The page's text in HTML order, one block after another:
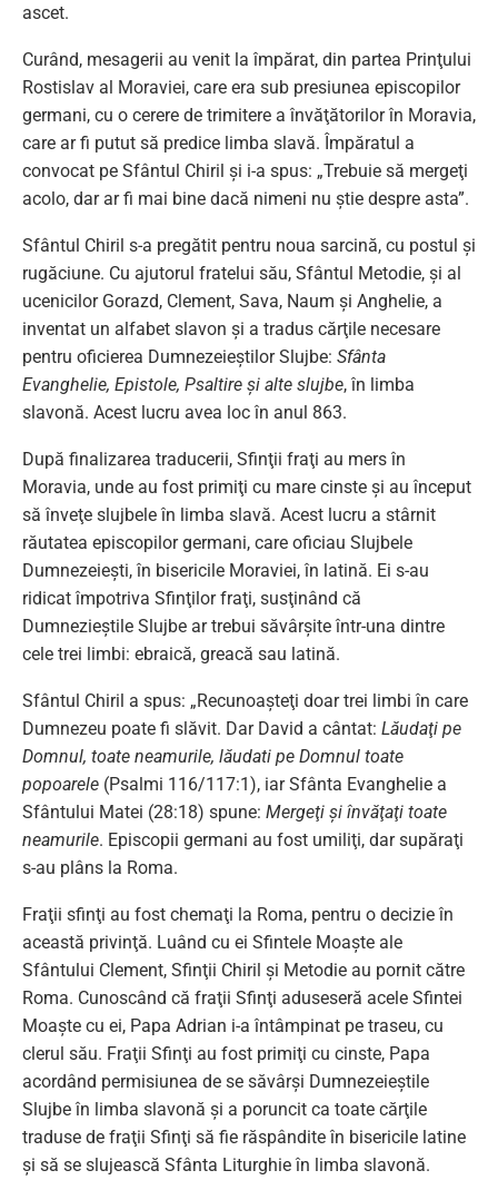
ascet.
Curând, mesagerii au venit la împărat, din partea Prinţului
Rostislav al Moraviei, care era sub presiunea episcopilor
germani, cu o cerere de trimitere a învăţătorilor în Moravia,
care ar fi putut să predice limba slavă. Împăratul a
convocat pe Sfântul Chiril şi i-a spus: „Trebuie să mergeţi
acolo, dar ar fi mai bine dacă nimeni nu ştie despre asta”.
Sfântul Chiril s-a pregătit pentru noua sarcină, cu postul şi
rugăciune. Cu ajutorul fratelui său, Sfântul Metodie, şi al
ucenicilor Gorazd, Clement, Sava, Naum şi Anghelie, a
inventat un alfabet slavon şi a tradus cărţile necesare
pentru oficierea Dumnezeieştilor Slujbe: Sfânta
Evanghelie, Epistole, Psaltire şi alte slujbe, în limba
slavonă. Acest lucru avea loc în anul 863.
După finalizarea traducerii, Sfinţii fraţi au mers în
Moravia, unde au fost primiţi cu mare cinste şi au început
să înveţe slujbele în limba slavă. Acest lucru a stârnit
răutatea episcopilor germani, care oficiau Slujbele
Dumnezeieşti, în bisericile Moraviei, în latină. Ei s-au
ridicat împotriva Sfinţilor fraţi, susţinând că
Dumnezieştile Slujbe ar trebui săvârşite într-una dintre
cele trei limbi: ebraică, greacă sau latină.
Sfântul Chiril a spus: „Recunoaşteţi doar trei limbi în care
Dumnezeu poate fi slăvit. Dar David a cântat: Lăudaţi pe
Domnul, toate neamurile, lăudati pe Domnul toate
popoarele (Psalmi 116/117:1), iar Sfânta Evanghelie a
Sfântului Matei (28:18) spune: Mergeţi şi învăţaţi toate
neamurile. Episcopii germani au fost umiliţi, dar supăraţi
s-au plâns la Roma.
Fraţii sfinţi au fost chemaţi la Roma, pentru o decizie în
această privinţă. Luând cu ei Sfintele Moaşte ale
Sfântului Clement, Sfinţii Chiril şi Metodie au pornit către
Roma. Cunoscând că fraţii Sfinţi aduseseră acele Sfintei
Moaşte cu ei, Papa Adrian i-a întâmpinat pe traseu, cu
clerul său. Fraţii Sfinţi au fost primiţi cu cinste, Papa
acordând permisiunea de se săvârşi Dumnezeieştile
Slujbe în limba slavonă şi a poruncit ca toate cărţile
traduse de fraţii Sfinţi să fie răspândite în bisericile latine
şi să se slujească Sfânta Liturghie în limba slavonă.